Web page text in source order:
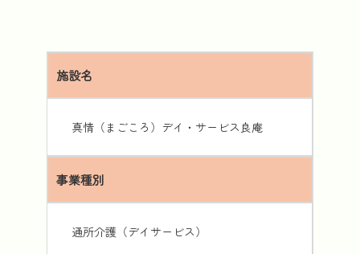
施設名
真情（まごころ）デイ・サービス良庵
事業種別
通所介護（デイサービス）